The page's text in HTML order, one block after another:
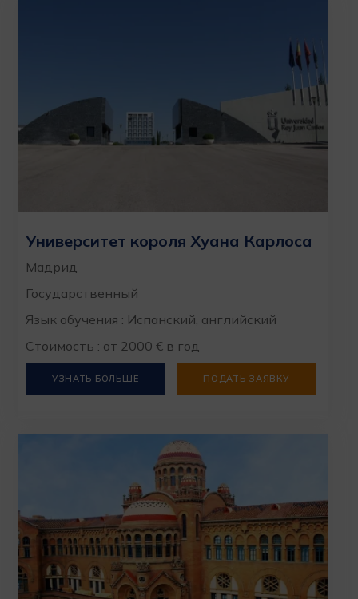
Университет короля Хуана Карлоса
Мадрид
Государственный
Язык обучения : Испанский, английский
Стоимость : от 2000 € в год
УЗНАТЬ БОЛЬШЕ ПОДАТЬ ЗАЯВКУ